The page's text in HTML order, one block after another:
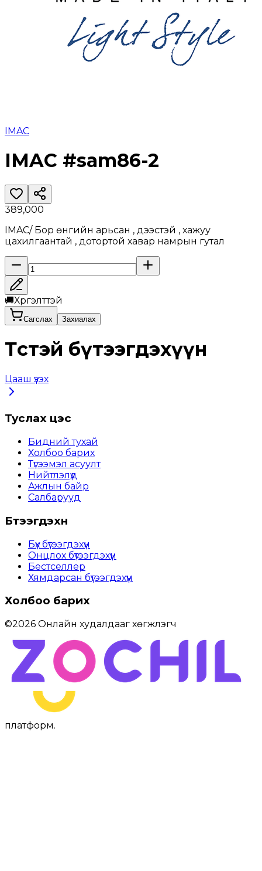
IMAC
IMAC #sam86-2
389,000
IMAC/ Бор өнгийн арьсан , үдээстэй , хажуу
цахилгаантай , дотортой хавар намрын гутал
🚚Хүргэлттэй
Сагслах Захиалах
Төстэй бүтээгдэхүүн
Цааш үзэх
Туслах цэс
Бидний тухай
Холбоо барих
Түгээмэл асуулт
Нийтлэлүүд
Ажлын байр
Салбарууд
Бүтээгдэхүүн
Бүх бүтээгдэхүүн
Онцлох бүтээгдэхүүн
Бестселлер
Хямдарсан бүтээгдэхүүн
Холбоо барих
©2026 Онлайн худалдааг хөгжүүлэгч
платформ.